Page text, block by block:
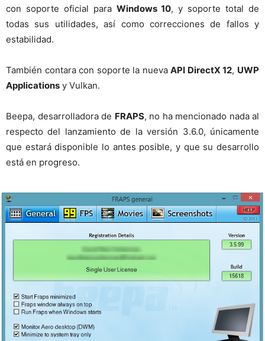
con soporte oficial para Windows 10, y soporte total de
todas sus utilidades, así como correcciones de fallos y
estabilidad.
También contara con soporte la nuevaAPI DirectX 12, UWP
Applications y Vulkan.
Beepa, desarrolladora de FRAPS, no ha mencionado nada al
respecto del lanzamiento de la versión 3.6.0, únicamente
que estará disponible lo antes posible, y que su desarrollo
está en progreso.